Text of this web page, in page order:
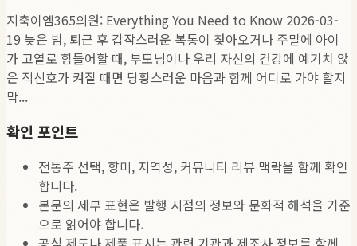
지축이엠365의원: Everything You Need to Know 2026-03-
19 늦은 밤, 퇴근 후 갑작스러운 복통이 찾아오거나 주말에 아이
가 고열로 힘들어할 때, 부모님이나 우리 자신의 건강에 예기치 않
은 적신호가 켜질 때면 당황스러운 마음과 함께 어디로 가야 할지
막...
확인 포인트
전통주 선택, 향미, 지역성, 커뮤니티 리뷰 맥락을 함께 확인
합니다.
본문의 세부 표현은 발행 시점의 정보와 문화적 해석을 기준
으로 읽어야 합니다.